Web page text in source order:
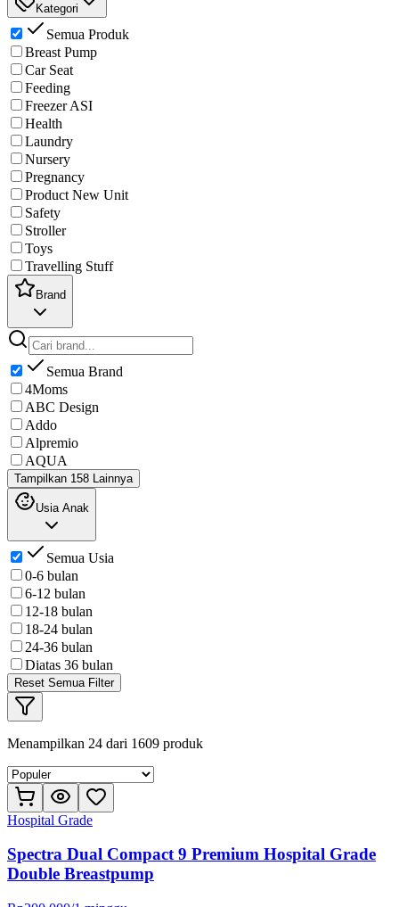
Kategori
Semua Produk
Breast Pump
Car Seat
Feeding
Freezer ASI
Health
Laundry
Nursery
Pregnancy
Product New Unit
Safety
Stroller
Toys
Travelling Stuff
Brand
Semua Brand
4Moms
ABC Design
Addo
Alpremio
AQUA
Tampilkan 158 Lainnya
Usia Anak
Semua Usia
0-6 bulan
6-12 bulan
12-18 bulan
18-24 bulan
24-36 bulan
Diatas 36 bulan
Reset Semua Filter
Menampilkan 24 dari 1609 produk
Hospital Grade
Spectra Dual Compact 9 Premium Hospital Grade
Double Breastpump